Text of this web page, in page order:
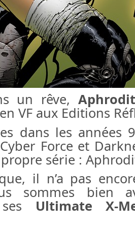
un rêve,
VF aux Editions
dans les années
Force et
série :
il n’a pas
sommes bien
Ultimate X-